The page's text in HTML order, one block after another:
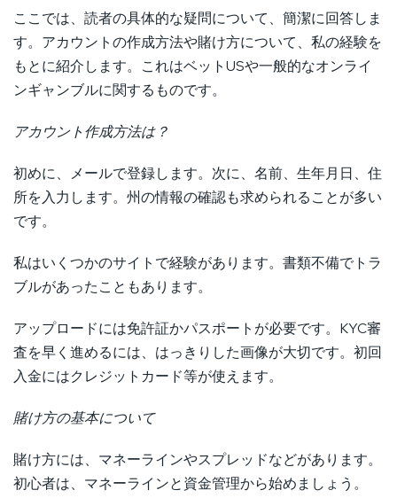
ここでは、読者の具体的な疑問について、簡潔に回答しま
す。アカウントの作成方法や賭け方について、私の経験を
もとに紹介します。これはベットUSや一般的なオンライ
ンギャンブルに関するものです。
アカウント作成方法は？
初めに、メールで登録します。次に、名前、生年月日、住
所を入力します。州の情報の確認も求められることが多い
です。
私はいくつかのサイトで経験があります。書類不備でトラ
ブルがあったこともあります。
アップロードには免許証かパスポートが必要です。KYC審
査を早く進めるには、はっきりした画像が大切です。初回
入金にはクレジットカード等が使えます。
賭け方の基本について
賭け方には、マネーラインやスプレッドなどがあります。
初心者は、マネーラインと資金管理から始めましょう。